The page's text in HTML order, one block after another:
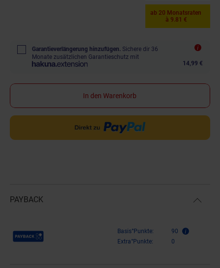
ab 20 Monatsraten
à 9.81 €
Garantieverlängerung hinzufügen. Sichere dir 36
Monate zusätzlichen Garantieschutz mit
14,99 €
In den Warenkorb
PAYBACK
Payback Punkte Basis°Punkte:
90
Extra°Punkte:
0